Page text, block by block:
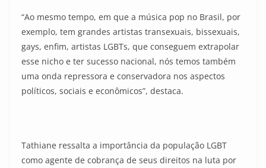
“Ao mesmo tempo, em que a música pop no Brasil, por
exemplo, tem grandes artistas transexuais, bissexuais,
gays, enfim, artistas LGBTs, que conseguem extrapolar
esse nicho e ter sucesso nacional, nós temos também
uma onda repressora e conservadora nos aspectos
políticos, sociais e econômicos”, destaca.
Tathiane ressalta a importância da população LGBT
como agente de cobrança de seus direitos na luta por